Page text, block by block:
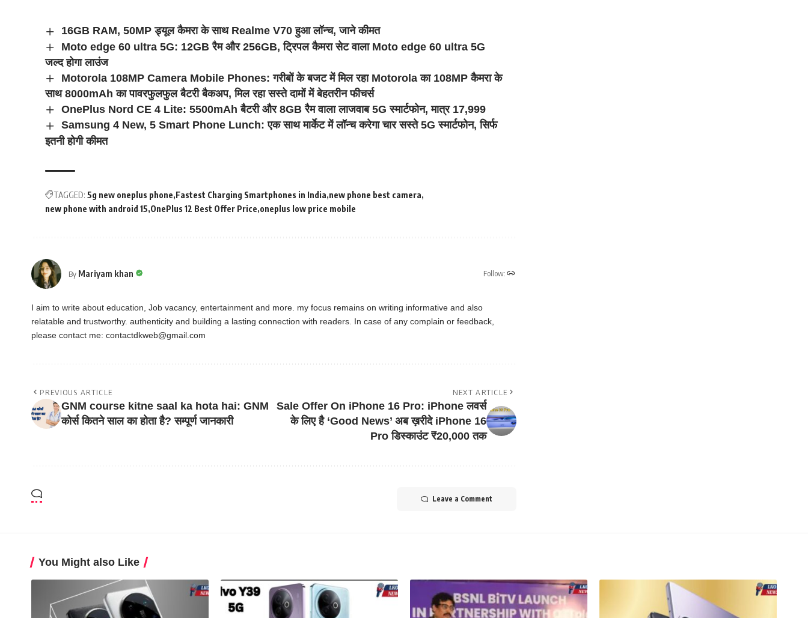
16GB RAM, 50MP ड्यूल कैमरा के साथ Realme V70 हुआ लॉन्च, जाने कीमत
Moto edge 60 ultra 5G: 12GB रैम और 256GB, ट्रिपल कैमरा सेट वाला Moto edge 60 ultra 5G
जल्द होगा लाउंज
Motorola 108MP Camera Mobile Phones: गरीबों के बजट में मिल रहा Motorola का 108MP कैमरा के
साथ 8000mAh का पावरफुलफुल बैटरी बैकअप, मिल रहा सस्ते दामों में बेहतरीन फीचर्स
OnePlus Nord CE 4 Lite: 5500mAh बैटरी और 8GB रैम वाला लाजवाब 5G स्मार्टफोन, मात्र 17,999
Samsung 4 New, 5 Smart Phone Lunch: एक साथ मार्केट में लॉन्च करेगा चार सस्ते 5G स्मार्टफोन, सिर्फ
इतनी होगी कीमत
TAGGED: 5g new oneplus phone Fastest Charging Smartphones in India new phone best camera
new phone with android 15 OnePlus 12 Best Offer Price oneplus low price mobile
By Mariyam khan Follow:
I aim to write about education, Job vacancy, entertainment and more. my focus remains on writing informative and also
relatable and trustworthy. authenticity and building a lasting connection with readers. In case of any complain or feedback,
please contact me: contactdkweb@gmail.com
PREVIOUS ARTICLE
GNM course kitne saal ka hota hai: GNM
कोर्स कितने साल का होता है? सम्पूर्ण जानकारी
NEXT ARTICLE
Sale Offer On iPhone 16 Pro: iPhone लवर्स
के लिए है ‘Good News’ अब ख़रीदे iPhone 16
Pro डिस्काउंट ₹20,000 तक
Leave a Comment
You Might also Like